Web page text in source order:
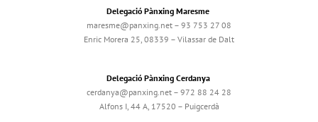
Delegació Pànxing Maresme
maresme@panxing.net – 93 753 27 08
Enric Morera 25, 08339 – Vilassar de Dalt
Delegació Pànxing Cerdanya
cerdanya@panxing.net – 972 88 24 28
Alfons I, 44 A, 17520 – Puigcerdà